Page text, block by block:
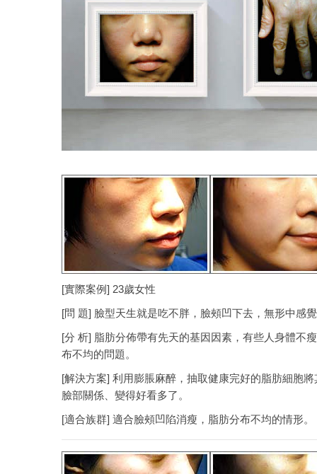
[實際案例] 23歲女性
[問 題] 臉型天生就是吃不胖，臉頰凹下去，無形中感
[分 析] 脂肪分佈帶有先天的基因因素，有些人身體不
布不均的問題。
[解決方案] 利用膨脹麻醉，抽取健康完好的脂肪細胞
臉部關係、變得好看多了。
[適合族群] 適合臉頰凹陷消瘦，脂肪分布不均的情形。